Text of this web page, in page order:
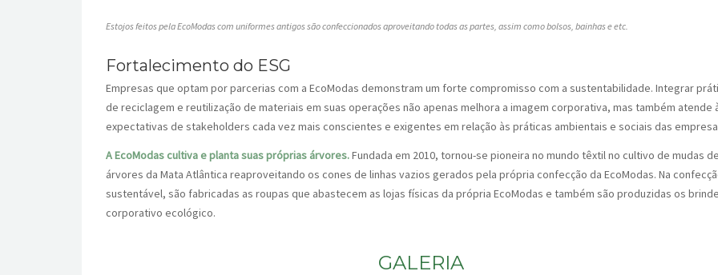
Estojos feitos pela EcoModas com uniformes antigos são confeccionados aproveitando todas as partes, assim como bolsos, bainhas e etc.
Fortalecimento do ESG
Empresas que optam por parcerias com a EcoModas demonstram um forte compromisso com a sustentabilidade. Integrar
de reciclagem e reutilização de materiais em suas operações não apenas melhora a imagem corporativa, mas também atende
expectativas de stakeholders cada vez mais conscientes e exigentes em relação às práticas ambientais e sociais das
A EcoModas cultiva e planta suas próprias árvores.Fundada em 2010, tornou-se pioneira no mundo têxtil no cultivo de mudas de
árvores da Mata Atlântica reaproveitando os cones de linhas vazios gerados pela própria confecção da EcoModas. Na
sustentável, são fabricadas as roupas que abastecem as lojas físicas da própria EcoModas e também são produzidas os
corporativo ecológico.
GALERIA